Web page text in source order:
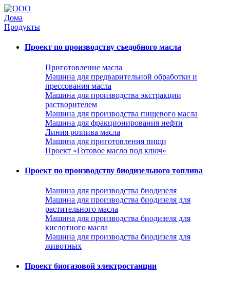
Дома
Продукты
Проект по производству съедобного масла
Приготовление масла
Машина для предварительной обработки и
прессования масла
Машина для производства экстракции
растворителем
Машина для производства пищевого масла
Машина для фракционирования нефти
Линия розлива масла
Машина для приготовления пищи
Проект «Готовое масло под ключ»
Проект по производству биодизельного топлива
Машина для производства биодизеля
Машина для производства биодизеля для
растительного масла
Машина для производства биодизеля для
кислотного масла
Машина для производства биодизеля для
животных
Проект биогазовой электростанции